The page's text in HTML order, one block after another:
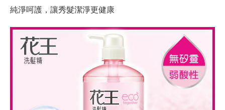
純淨呵護，讓秀髮潔淨更健康